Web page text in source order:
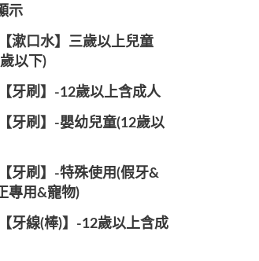
示
漱口水】三歲以上兒童
以下)
牙刷】-12歲以上含成人
牙刷】-嬰幼兒童(12歲以
牙刷】-特殊使用(假牙&
專用&寵物)
牙線(棒)】-12歲以上含成